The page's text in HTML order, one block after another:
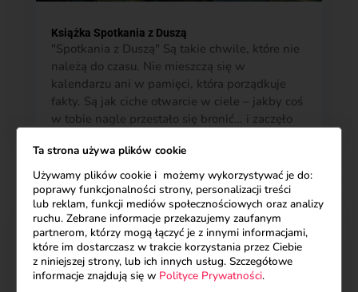
Książka Spotkania z Duszą
"Spotkania z Duszą" Są takie chwile, które nie
należą do czasu. Nie mieszczą się w
kalendarzu ani w pamięci, która porządkuje
fakty. Są jak ciche otwarcie w ciele – jakby coś
w tobie nagle przestało się bronić… i zaczęło
Ta strona używa plików cookie
Używamy plików cookie i możemy wykorzystywać je do:
poprawy funkcjonalności strony, personalizacji treści
lub reklam, funkcji mediów społecznościowych oraz analizy
ruchu. Zebrane informacje przekazujemy zaufanym
partnerom, którzy mogą łączyć je z innymi informacjami,
które im dostarczasz w trakcie korzystania przez Ciebie
z niniejszej strony, lub ich innych usług. Szczegółowe
informacje znajdują się w Polityce Prywatności.